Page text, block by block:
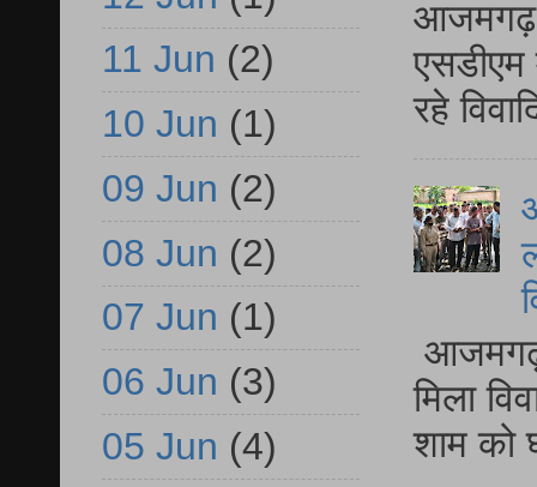
आजमगढ़
एसडीएम
रहे
आजमगढ़
मिला
शाम को
11 Jun (2)
10 Jun (1)
09 Jun (2)
08 Jun (2)
07 Jun (1)
06 Jun (3)
05 Jun (4)